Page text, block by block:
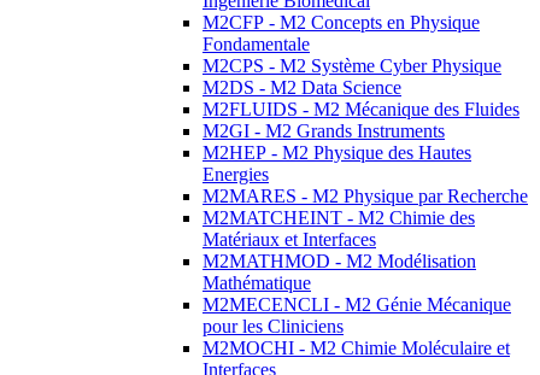
M2CFP - M2 Concepts en Physique
Fondamentale
M2CPS - M2 Système Cyber Physique
M2DS - M2 Data Science
M2FLUIDS - M2 Mécanique des Fluides
M2GI - M2 Grands Instruments
M2HEP - M2 Physique des Hautes
Energies
M2MARES - M2 Physique par Recherche
M2MATCHEINT - M2 Chimie des
Matériaux et Interfaces
M2MATHMOD - M2 Modélisation
Mathématique
M2MECENCLI - M2 Génie Mécanique
pour les Cliniciens
M2MOCHI - M2 Chimie Moléculaire et
Interfaces